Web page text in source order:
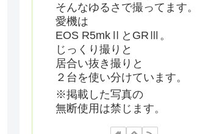
そんなゆるさで撮ってます。
愛機は
EOS R5mkⅡとGRⅢ。
じっくり撮りと
居合い抜き撮りと
２台を使い分けています。
※掲載した写真の
無断使用は禁じます。